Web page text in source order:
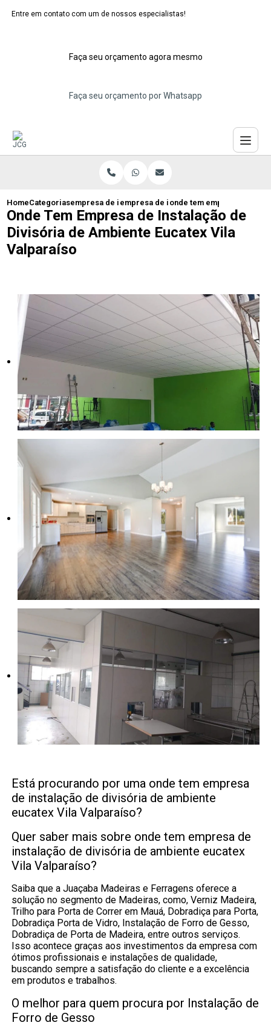
Entre em contato com um de nossos especialistas!
Faça seu orçamento agora mesmo
Faça seu orçamento por Whatsapp
HomeCategoriasempresa de instalacao de eucatex
empresa de instalacao de divisoria
onde tem empresa de
Onde Tem Empresa de Instalação de
Divisória de Ambiente Eucatex Vila
Valparaíso
Está procurando por uma onde tem empresa
de instalação de divisória de ambiente
eucatex Vila Valparaíso?
Quer saber mais sobre onde tem empresa de
instalação de divisória de ambiente eucatex
Vila Valparaíso?
Saiba que a Juaçaba Madeiras e Ferragens oferece a
solução no segmento de Madeiras, como, Verniz Madeira,
Trilho para Porta de Correr em Mauá, Dobradiça para Porta,
Dobradiça Porta de Vidro, Instalação de Forro de Gesso,
Dobradiça de Porta de Madeira, entre outros serviços.
Isso acontece graças aos investimentos da empresa com
ótimos profissionais e instalações de qualidade,
buscando sempre a satisfação do cliente e a excelência
em produtos e trabalhos.
O melhor para quem procura por Instalação de
Forro de Gesso